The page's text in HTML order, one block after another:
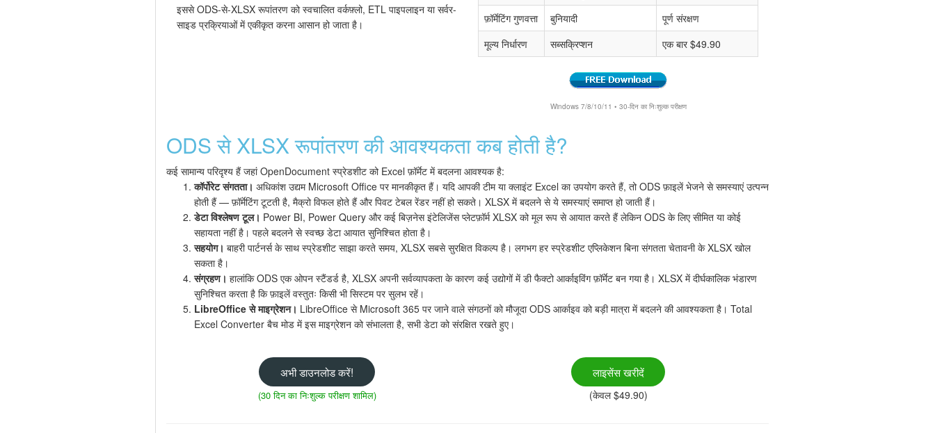
इससे ODS-से-XLSX रूपांतरण को स्वचालित वर्कफ़्लो, ETL पाइपलाइन या सर्वर-
साइड प्रक्रियाओं में एकीकृत करना आसान हो जाता है।
फ़ॉर्मेटिंग गुणवत्ता
बुनियादी
पूर्ण संरक्षण
मूल्य निर्धारण
सब्सक्रिप्शन एक बार $49.90
Windows 7/8/10/11 • 30-दिन का निःशुल्क परीक्षण
ODS से XLSX रूपांतरण की आवश्यकता कब होती है?
कई सामान्य परिदृश्य हैं जहां OpenDocument स्प्रेडशीट को Excel फ़ॉर्मेट में बदलना आवश्यक है:
कॉर्पोरेट संगतता। अधिकांश उद्यम Microsoft Office पर मानकीकृत हैं। यदि आपकी टीम या क्लाइंट Excel का उपयोग करते हैं, तो ODS फ़ाइलें भेजने से समस्याएं उत्पन्न
होती हैं — फ़ॉर्मेटिंग टूटती है, मैक्रो विफल होते हैं और पिवट टेबल रेंडर नहीं हो सकते। XLSX में बदलने से ये समस्याएं समाप्त हो जाती हैं।
डेटा विश्लेषण टूल। Power BI, Power Query और कई बिज़नेस इंटेलिजेंस प्लेटफ़ॉर्म XLSX को मूल रूप से आयात करते हैं लेकिन ODS के लिए सीमित या कोई
सहायता नहीं है। पहले बदलने से स्वच्छ डेटा आयात सुनिश्चित होता है।
सहयोग। बाहरी पार्टनर्स के साथ स्प्रेडशीट साझा करते समय, XLSX सबसे सुरक्षित विकल्प है। लगभग हर स्प्रेडशीट एप्लिकेशन बिना संगतता चेतावनी के XLSX खोल
सकता है।
संग्रहण। हालांकि ODS एक ओपन स्टैंडर्ड है, XLSX अपनी सर्वव्यापकता के कारण कई उद्योगों में डी फैक्टो आर्काइविंग फ़ॉर्मेट बन गया है। XLSX में दीर्घकालिक भंडारण
सुनिश्चित करता है कि फ़ाइलें वस्तुतः किसी भी सिस्टम पर सुलभ रहें।
LibreOffice से माइग्रेशन। LibreOffice से Microsoft 365 पर जाने वाले संगठनों को मौजूदा ODS आर्काइव को बड़ी मात्रा में बदलने की आवश्यकता है। Total
Excel Converter बैच मोड में इस माइग्रेशन को संभालता है, सभी डेटा को संरक्षित रखते हुए।
अभी डाउनलोड करें!
(30 दिन का निःशुल्क परीक्षण शामिल)
लाइसेंस खरीदें
(केवल $49.90)